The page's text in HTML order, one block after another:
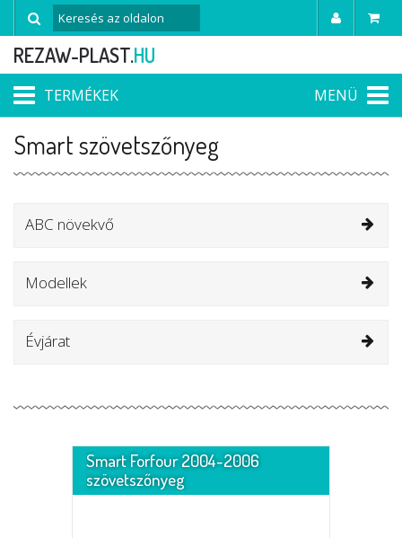
REZAW-PLAST.HU
TERMÉKEK MENÜ
Smart szövetszőnyeg
ABC növekvő
Modellek
Évjárat
Smart Forfour 2004-2006
szövetszőnyeg